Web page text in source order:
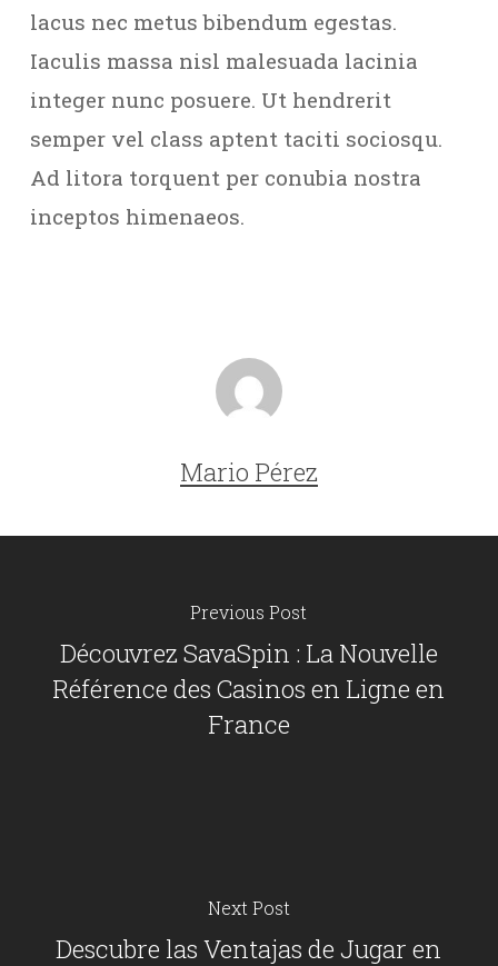
lacus nec metus bibendum egestas.
Iaculis massa nisl malesuada lacinia
integer nunc posuere. Ut hendrerit
semper vel class aptent taciti sociosqu.
Ad litora torquent per conubia nostra
inceptos himenaeos.
Mario Pérez
Previous Post
Découvrez SavaSpin : La Nouvelle
Référence des Casinos en Ligne en
France
Next Post
Descubre las Ventajas de Jugar en